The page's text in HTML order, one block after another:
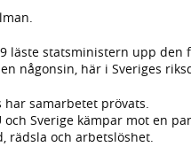
läste statsministern upp den
någonsin, här i Sveriges
har samarbetet prövats.
och Sverige kämpar mot en
rädsla och arbetslöshet.